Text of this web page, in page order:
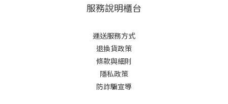
服務說明櫃台
運送服務方式
退換貨政策
條款與細則
隱私政策
防詐騙宣導